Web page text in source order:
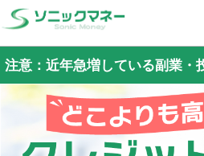
注意：近年急増している副業・
・X（旧Twitter）・Instagram・投資サイト・
に弊社お申込みフォームを案内された
・当サイトの利用に際して身分証やクレジッ
等、大変悪質な事案が発生しております。